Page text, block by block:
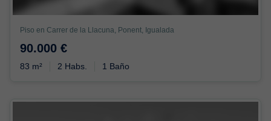
Piso en Carrer de la Llacuna, Ponent, Igualada
90.000 €
83 m² 2 Habs. 1 Baño